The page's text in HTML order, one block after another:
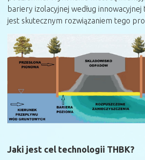
bariery izolacyjnej według
jest skutecznym rozwiązaniem tego
Jaki jest cel technologii THBK?